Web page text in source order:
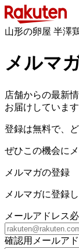
山形の卵屋 半澤
メルマ
店舗からの最新
お届けしています
登録は無料で、
ぜひこの機会に
メルマガの登録
メルマガに登録
メールアドレス
確認用メールア